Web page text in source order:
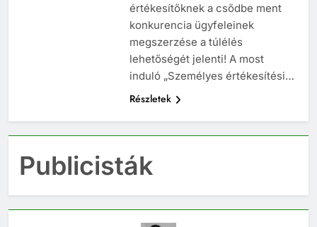
értékesítőknek a csődbe ment
konkurencia ügyfeleinek
megszerzése a túlélés
lehetőségét jelenti! A most
induló „Személyes értékesítési…
Részletek
Publicisták